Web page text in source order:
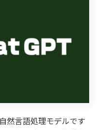
然言語処理モデルです